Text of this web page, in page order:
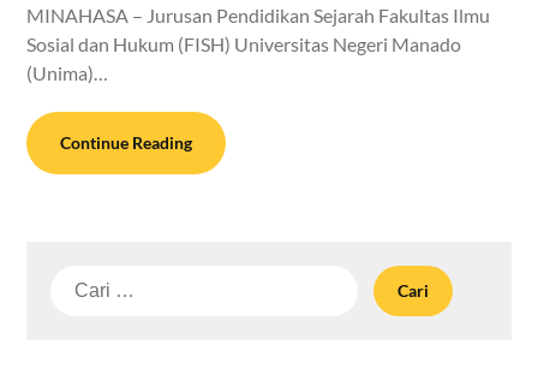
MINAHASA – Jurusan Pendidikan Sejarah Fakultas Ilmu
Sosial dan Hukum (FISH) Universitas Negeri Manado
(Unima)…
Continue Reading
Cari